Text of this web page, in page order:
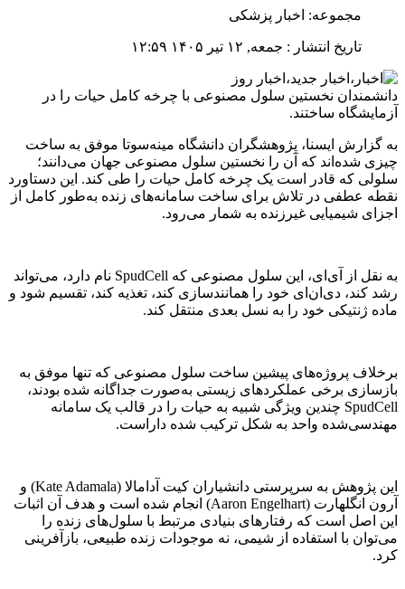
مجموعه: اخبار پزشکی
تاریخ انتشار : جمعه, ۱۲ تیر ۱۴۰۵ ۱۲:۵۹
دانشمندان نخستین سلول مصنوعی با چرخه کامل حیات را در
آزمایشگاه ساختند.
به گزارش ایسنا، پژوهشگران دانشگاه مینه‌سوتا موفق به ساخت
چیزی شده‌اند که آن را نخستین سلول مصنوعی جهان می‌دانند؛
سلولی که قادر است یک چرخه کامل حیات را طی کند. این دستاورد
نقطه عطفی در تلاش برای ساخت سامانه‌های زنده به‌طور کامل از
اجزای شیمیایی غیرزنده به شمار می‌رود.
به نقل از آی‌ای، این سلول مصنوعی که SpudCell نام دارد، می‌تواند
رشد کند، دی‌ان‌ای خود را همانندسازی کند، تغذیه کند، تقسیم شود و
ماده ژنتیکی خود را به نسل بعدی منتقل کند.
برخلاف پروژه‌های پیشین ساخت سلول مصنوعی که تنها موفق به
بازسازی برخی عملکردهای زیستی به‌صورت جداگانه شده بودند،
SpudCell چندین ویژگی شبیه به حیات را در قالب یک سامانه
مهندسی‌شده واحد به شکل ترکیب شده داراست.
این پژوهش به سرپرستی دانشیاران کیت آدامالا (Kate Adamala) و
آرون انگلهارت (Aaron Engelhart) انجام شده است و هدف آن اثبات
این اصل است که رفتارهای بنیادی مرتبط با سلول‌های زنده را
می‌توان با استفاده از شیمی، نه موجودات زنده طبیعی، بازآفرینی
کرد.